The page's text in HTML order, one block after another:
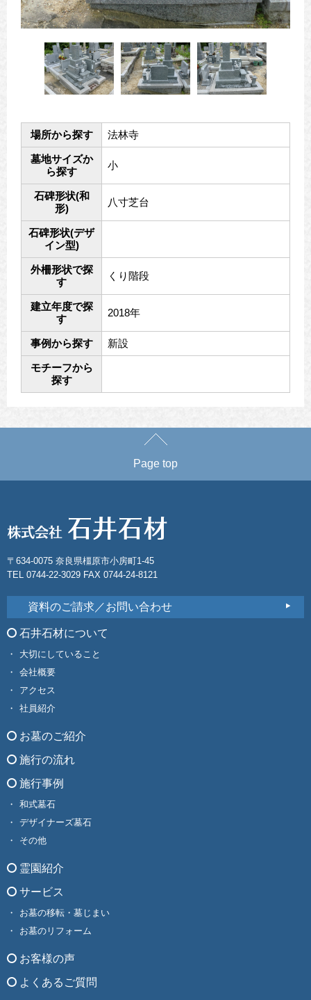
場所から探す 法林寺
墓地サイズか
ら探す
小
石碑形状(和
形)
八寸芝台
石碑形状(デザ
イン型)
外柵形状で探
す
くり階段
建立年度で探
す
2018年
事例から探す 新設
モチーフから
探す
Page top
〒634-0075 奈良県橿原市小房町1-45
TEL 0744-22-3029 FAX 0744-24-8121
資料のご請求／お問い合わせ
石井石材について
大切にしていること
会社概要
アクセス
社員紹介
お墓のご紹介
施行の流れ
施行事例
和式墓石
デザイナーズ墓石
その他
霊園紹介
サービス
お墓の移転・墓じまい
お墓のリフォーム
お客様の声
よくあるご質問